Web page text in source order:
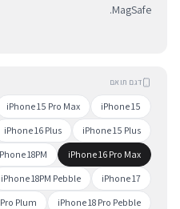
MagSafe.
דגם תואם
iPhone 15
iPhone 15 Pro Max
iPhone 15 Plus
iPhone 16 Plus
iPhone 16 Pro Max
18PM
iPhone 17
iPhone 18PM Pebble
iPhone 18 Pro Pebble
Plum